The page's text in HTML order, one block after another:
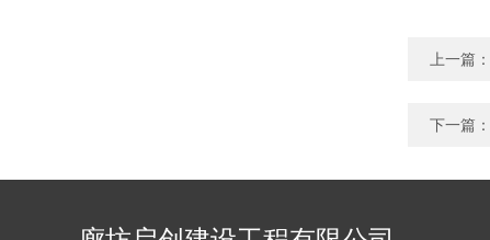
上一篇：
下一篇：